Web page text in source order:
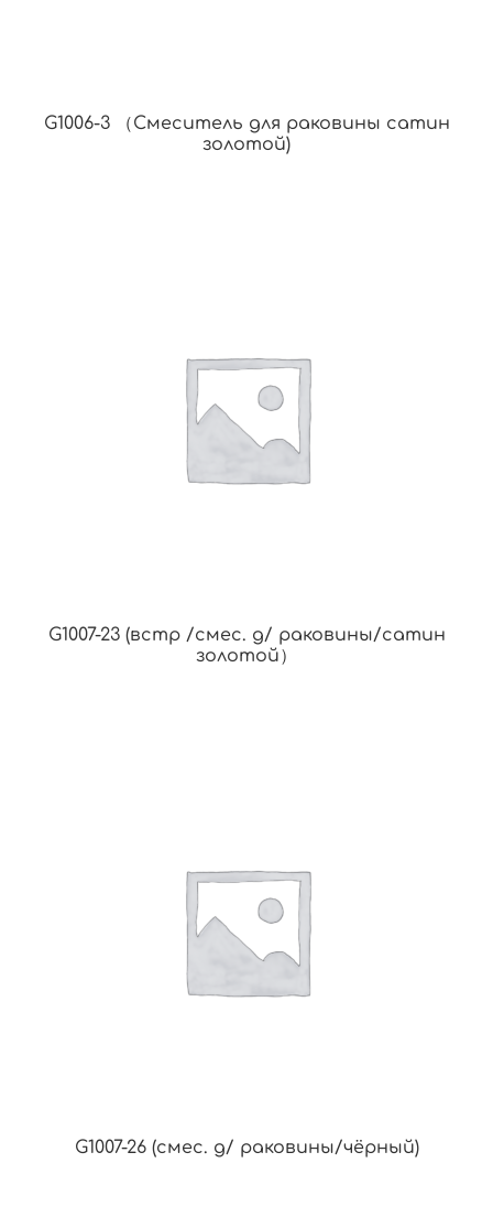
G1006-3 （Смеситель для раковины сатин
золотой)
G1007-23 (встр /смес. д/ раковины/сатин
золотой）
G1007-26 (смес. д/ раковины/чёрный)